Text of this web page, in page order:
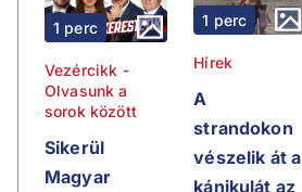
1 perc
Vezércikk -
Olvasunk a
sorok között
Sikerül
Magyar
1 perc
Hírek
A
strandokon
vészelik át a
kánikulát az